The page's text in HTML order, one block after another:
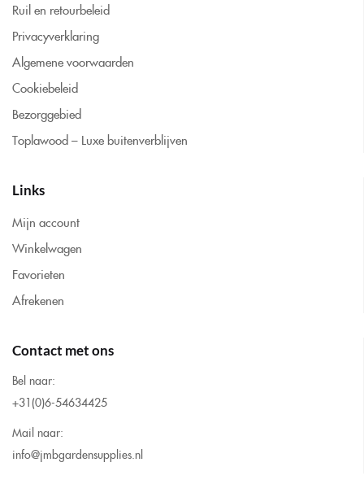
Ruil en retourbeleid
Privacyverklaring
Algemene voorwaarden
Cookiebeleid
Bezorggebied
Toplawood – Luxe buitenverblijven
Links
Mijn account
Winkelwagen
Favorieten
Afrekenen
Contact met ons
Bel naar:
+31(0)6-54634425
Mail naar:
info@jmbgardensupplies.nl